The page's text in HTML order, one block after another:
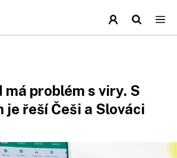
má problém s viry. S
je řeší Češi a Slováci